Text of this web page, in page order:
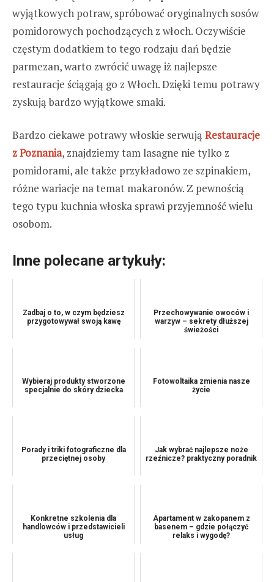
wyjątkowych potraw, spróbować oryginalnych sosów
pomidorowych pochodzących z włoch. Oczywiście
częstym dodatkiem to tego rodzaju dań będzie
parmezan, warto zwrócić uwagę iż najlepsze
restauracje ściągają go z Włoch. Dzięki temu potrawy
zyskują bardzo wyjątkowe smaki.
Bardzo ciekawe potrawy włoskie serwują Restauracje
z Poznania, znajdziemy tam lasagne nie tylko z
pomidorami, ale także przykładowo ze szpinakiem,
różne wariacje na temat makaronów. Z pewnością
tego typu kuchnia włoska sprawi przyjemność wielu
osobom.
Inne polecane artykuły:
Zadbaj o to, w czym będziesz
przygotowywał swoją kawę
Przechowywanie owoców i
warzyw – sekrety dłuższej
świeżości
Wybieraj produkty stworzone
specjalnie do skóry dziecka
Fotowoltaika zmienia nasze
życie
Porady i triki fotograficzne dla
przeciętnej osoby
Jak wybrać najlepsze noże
rzeźnicze? praktyczny poradnik
Konkretne szkolenia dla
handlowców i przedstawicieli
usług
Apartament w zakopanem z
basenem – gdzie połączyć
relaks i wygodę?